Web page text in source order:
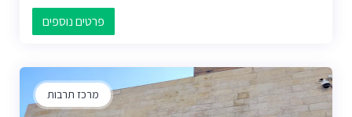
פרטים נוספים
מרכז תרבות